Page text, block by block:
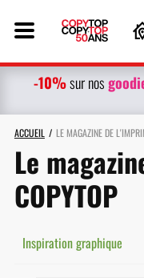
-10%sur nosg
ACCUEIL LE MAGAZINE DE
Le
COPYTOP
Inspiration graphique